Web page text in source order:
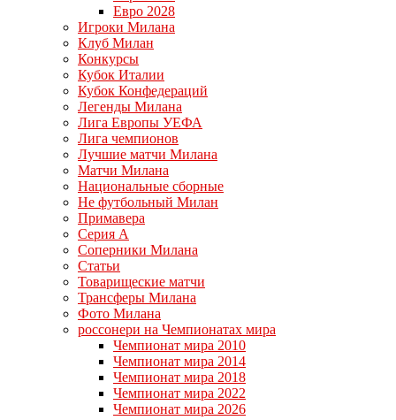
Евро 2028
Игроки Милана
Клуб Милан
Конкурсы
Кубок Италии
Кубок Конфедераций
Легенды Милана
Лига Европы УЕФА
Лига чемпионов
Лучшие матчи Милана
Матчи Милана
Национальные сборные
Не футбольный Милан
Примавера
Серия А
Соперники Милана
Статьи
Товарищеские матчи
Трансферы Милана
Фото Милана
россонери на Чемпионатах мира
Чемпионат мира 2010
Чемпионат мира 2014
Чемпионат мира 2018
Чемпионат мира 2022
Чемпионат мира 2026